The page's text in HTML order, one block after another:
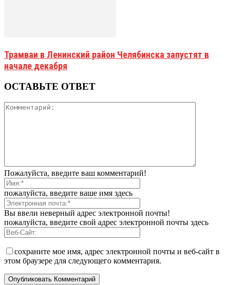
Трамваи в Ленинский район Челябинска запустят в
начале декабря
ОСТАВЬТЕ ОТВЕТ
Пожалуйста, введите ваш комментарий!
пожалуйста, введите ваше имя здесь
Вы ввели неверный адрес электронной почты!
пожалуйста, введите свой адрес электронной почты здесь
сохраните мое имя, адрес электронной почты и веб-сайт в
этом браузере для следующего комментария.